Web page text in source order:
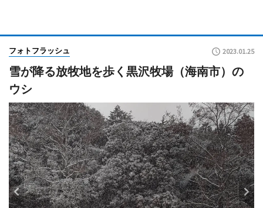
フォトフラッシュ 2023.01.25
雪が降る放牧地を歩く黒沢牧場（海南市）の
ウシ